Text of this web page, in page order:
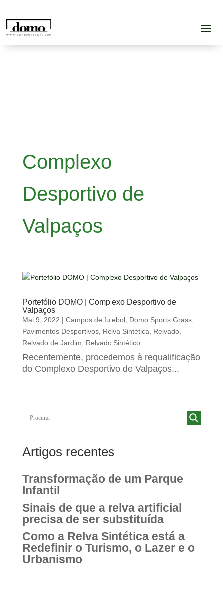
Complexo
Desportivo de
Valpaços
Portefólio DOMO | Complexo Desportivo de
Valpaços
Mai 9, 2022 | Campos de futebol, Domo Sports Grass,
Pavimentos Desportivos, Relva Sintética, Relvado,
Relvado de Jardim, Relvado Sintético
Recentemente, procedemos à requalificação
do Complexo Desportivo de Valpaços...
Artigos recentes
Transformação de um Parque
Infantil
Sinais de que a relva artificial
precisa de ser substituída
Como a Relva Sintética está a
Redefinir o Turismo, o Lazer e o
Urbanismo